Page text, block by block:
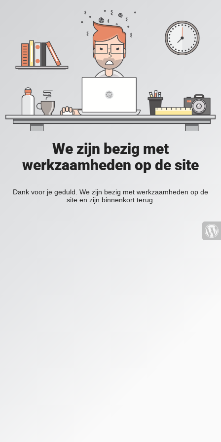
We zijn bezig met
werkzaamheden op de site
Dank voor je geduld. We zijn bezig met werkzaamheden op de
site en zijn binnenkort terug.